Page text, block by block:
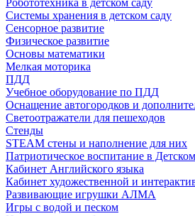
Робототехника в детском саду
Системы хранения в детском саду
Сенсорное развитие
Физическое развитие
Основы математики
Мелкая моторика
ПДД
Учебное оборудование по ПДД
Оснащение автогородков и
Светоотражатели для пешеходов
Стенды
STEAM стены и наполнение для них
Патриотическое воспитание в
Кабинет Английского языка
Кабинет художественной и
Развивающие игрушки АЛМА
Игры с водой и песком